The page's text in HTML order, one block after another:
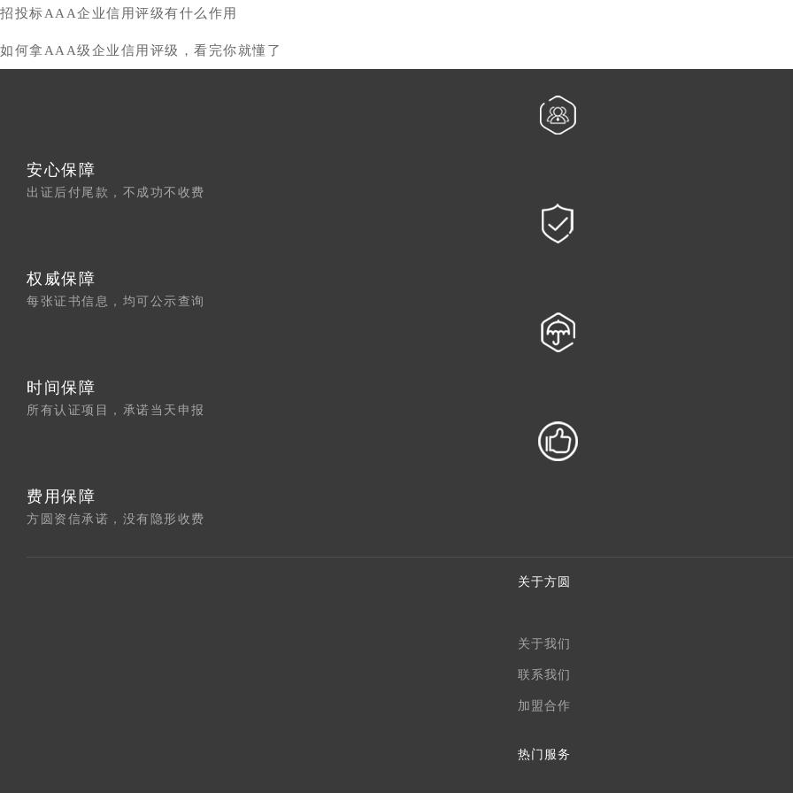
招投标AAA企业信用评级有什么作用
如何拿AAA级企业信用评级，看完你就懂了
安心保障
出证后付尾款，不成功不收费
权威保障
每张证书信息，均可公示查询
时间保障
所有认证项目，承诺当天申报
费用保障
方圆资信承诺，没有隐形收费
关于方圆
关于我们
联系我们
加盟合作
热门服务